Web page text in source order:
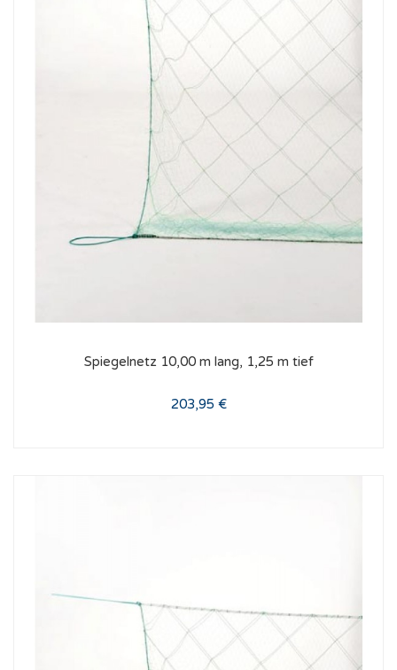
Spiegelnetz 10,00 m lang, 1,25 m tief
203,95 €